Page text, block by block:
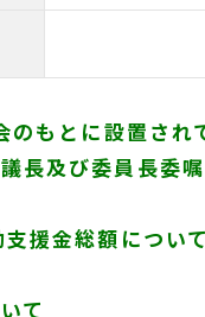
もとに設置され
長及び委員長委
援金総額について
て